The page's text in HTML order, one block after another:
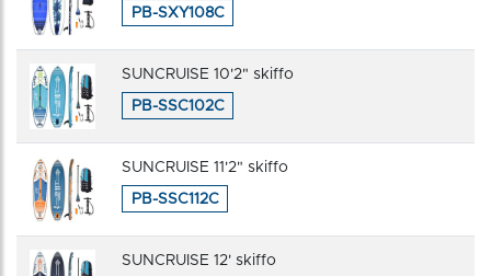
PB-SXY108C
SUNCRUISE 10'2" skiffo
PB-SSC102C
SUNCRUISE 11'2" skiffo
PB-SSC112C
SUNCRUISE 12' skiffo